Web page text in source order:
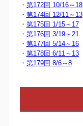
・ 第172回 10/16～18
・ 第174回 12/11～13
・ 第175回 1/15～17
・ 第176回 3/19～21
・ 第177回 5/14～16
・ 第178回 6/11～13
・ 第179回 8/6～8